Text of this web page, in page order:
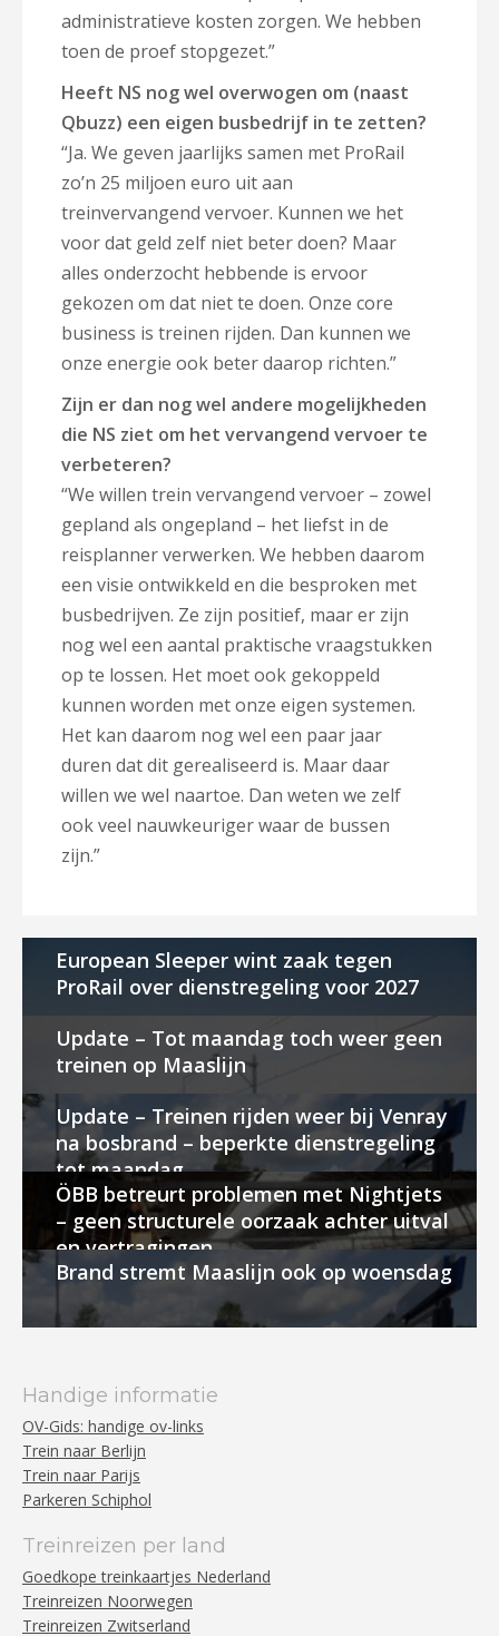
administratieve kosten zorgen. We hebben
toen de proef stopgezet.”
Heeft NS nog wel overwogen om (naast
Qbuzz) een eigen busbedrijf in te zetten?
“Ja. We geven jaarlijks samen met ProRail
zo’n 25 miljoen euro uit aan
treinvervangend vervoer. Kunnen we het
voor dat geld zelf niet beter doen? Maar
alles onderzocht hebbende is ervoor
gekozen om dat niet te doen. Onze core
business is treinen rijden. Dan kunnen we
onze energie ook beter daarop richten.”
Zijn er dan nog wel andere mogelijkheden
die NS ziet om het vervangend vervoer te
verbeteren?
“We willen trein vervangend vervoer – zowel
gepland als ongepland – het liefst in de
reisplanner verwerken. We hebben daarom
een visie ontwikkeld en die besproken met
busbedrijven. Ze zijn positief, maar er zijn
nog wel een aantal praktische vraagstukken
op te lossen. Het moet ook gekoppeld
kunnen worden met onze eigen systemen.
Het kan daarom nog wel een paar jaar
duren dat dit gerealiseerd is. Maar daar
willen we wel naartoe. Dan weten we zelf
ook veel nauwkeuriger waar de bussen
zijn.”
European Sleeper wint zaak tegen
ProRail over dienstregeling voor 2027
Update – Tot maandag toch weer geen
treinen op Maaslijn
Update – Treinen rijden weer bij Venray
na bosbrand – beperkte dienstregeling
tot maandag
ÖBB betreurt problemen met Nightjets
– geen structurele oorzaak achter uitval
en vertragingen
Brand stremt Maaslijn ook op woensdag
Handige informatie
OV-Gids: handige ov-links
Trein naar Berlijn
Trein naar Parijs
Parkeren Schiphol
Treinreizen per land
Goedkope treinkaartjes Nederland
Treinreizen Noorwegen
Treinreizen Zwitserland